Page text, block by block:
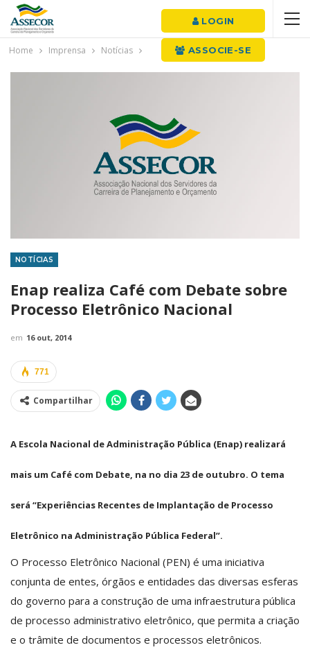
LOGIN
ASSOCIE-SE
Home Imprensa Notícias
NOTÍCIAS
Enap realiza Café com Debate sobre
Processo Eletrônico Nacional
em 16 out, 2014
771
Compartilhar
A Escola Nacional de Administração Pública (Enap) realizará
mais um Café com Debate, na no dia 23 de outubro. O tema
será “Experiências Recentes de Implantação de Processo
Eletrônico na Administração Pública Federal”.
O Processo Eletrônico Nacional (PEN) é uma iniciativa
conjunta de entes, órgãos e entidades das diversas esferas
do governo para a construção de uma infraestrutura pública
de processo administrativo eletrônico, que permita a criação
e o trâmite de documentos e processos eletrônicos.